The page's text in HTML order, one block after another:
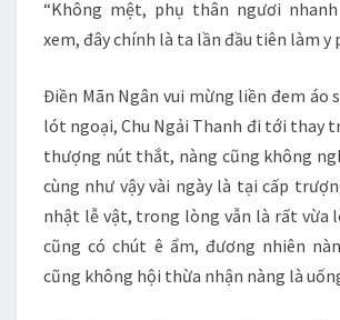
“Không mệt, phụ thân ngươi
xem, đây chính là ta lần đầu tiên làm y
Điền Mãn Ngân vui mừng liền đem áo
lót ngoại, Chu Ngải Thanh đi tới thay
thượng nút thắt, nàng cũng không
cùng như vậy vài ngày là tại cấp
nhật lễ vật, trong lòng vẫn là rất vừa
cũng có chút ê ẩm, đương nhiên
cũng không hội thừa nhận nàng là